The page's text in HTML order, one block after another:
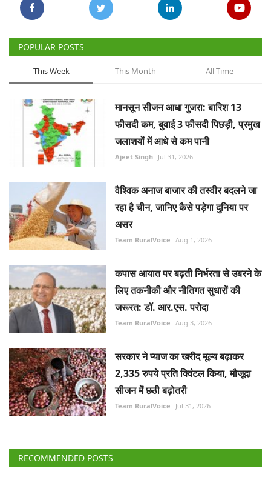
POPULAR POSTS
This Week This Month All Time
मानसून सीजन आधा गुजरा: बारिश 13
फीसदी कम, बुवाई 3 फीसदी पिछड़ी, प्रमुख
जलाशयों में आधे से कम पानी
Ajeet Singh Jul 31, 2026
वैश्विक अनाज बाजार की तस्वीर बदलने जा
रहा है चीन, जानिए कैसे पड़ेगा दुनिया पर
असर
Team RuralVoice Aug 1, 2026
कपास आयात पर बढ़ती निर्भरता से उबरने के
लिए तकनीकी और नीतिगत सुधारों की
जरूरत: डॉ. आर.एस. परोदा
Team RuralVoice Aug 3, 2026
सरकार ने प्याज का खरीद मूल्य बढ़ाकर
2,335 रुपये प्रति क्विंटल किया, मौजूदा
सीजन में छठी बढ़ोतरी
Team RuralVoice Jul 31, 2026
RECOMMENDED POSTS